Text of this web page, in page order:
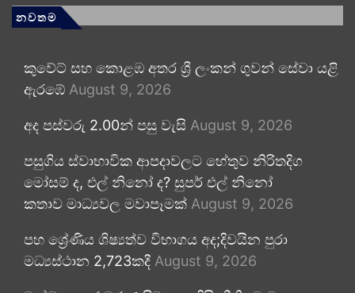
නවතම
කුවේට් සහ කොළඹ අතර ශ්‍රී ලංකන් ගුවන් සේවා යළි
ඇරඹේ August 9, 2026
අද පස්වරු 2.00න් පසු වැසි August 9, 2026
පසුගිය ස්වාභාවික ආපදාවලට හේතුව නිරිතදිග
මෝසම් ද, එල් නිනෝ ද? සුපර් එල් නිනෝ
කතාව මාධ්‍යවල මවාපෑමක් August 9, 2026
පහ ශ්‍රේණිය ශිෂ්‍යත්ව විභාගය අද;දිවයින පුරා
මධ්‍යස්ථාන 2,723කදී August 9, 2026